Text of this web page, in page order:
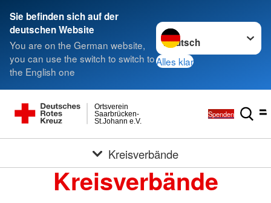
Sie befinden sich auf der
deutschen Website
You are on the German website,
you can use the switch to switch to
the English one
Sprache wechseln zu
Alles klar
St.Johann e.V.
Saarbrücken-
Ortsverein
Spenden
Kreisverbände
Kreisverbände